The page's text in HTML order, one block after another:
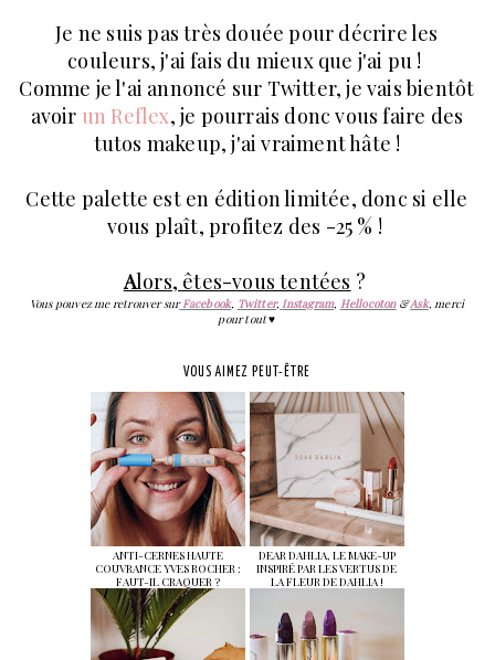
Je ne suis pas très douée pour décrire les
couleurs, j'ai fais du mieux que j'ai pu !
Comme je l'ai annoncé sur Twitter, je vais bientôt
avoir un Reflex, je pourrais donc vous faire des
tutos makeup, j'ai vraiment hâte !
Cette palette est en édition limitée, donc si elle
vous plaît, profitez des -25 % !
Alors, êtes-vous tentées ?
Vous pouvez me retrouver surFacebook, Twitter, Instagram, Hellocoton&Ask, merci
pour tout♥
VOUS AIMEZ PEUT-ÊTRE
ANTI-CERNES HAUTE
COUVRANCE YVES ROCHER :
FAUT-IL CRAQUER ?
DEAR DAHLIA, LE MAKE-UP
INSPIRÉ PAR LES VERTUS DE
LA FLEUR DE DAHLIA !